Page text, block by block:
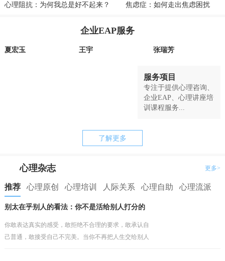
心理阻抗：为何我总是好不起来？ 焦虑症：如何走出焦虑困扰
企业EAP服务
夏宏玉 王宇 张瑞芳
服务项目
专注于提供心理咨询、
企业EAP、心理讲座培
训课程服务...
了解更多
心理杂志 更多>
推荐 心理原创 心理培训 人际关系 心理自助 心理流派
别太在乎别人的看法：你不是活给别人打分的
你敢表达真实的感受，敢拒绝不合理的要求，敢承认自
己普通，敢接受自己不完美。当你不再把人生交给别人